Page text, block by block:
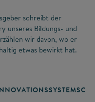
schreibt der
unseres Bildungs- und
wir davon, wo er
etwas bewirkt hat.